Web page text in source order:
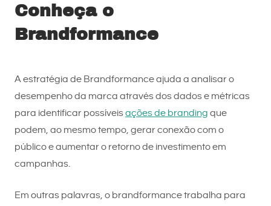
Conheça o
Brandformance
A estratégia de Brandformance ajuda a analisar o
desempenho da marca através dos dados e métricas
para identificar possíveisações de branding que
podem, ao mesmo tempo, gerar conexão com o
público e aumentar o retorno de investimento em
campanhas.
Em outras palavras, o brandformance trabalha para